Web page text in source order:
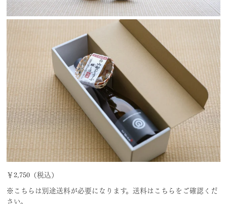
￥2,750（税込）
※こちらは別途送料が必要になります。送料はこちらをご確認くだ
さい。